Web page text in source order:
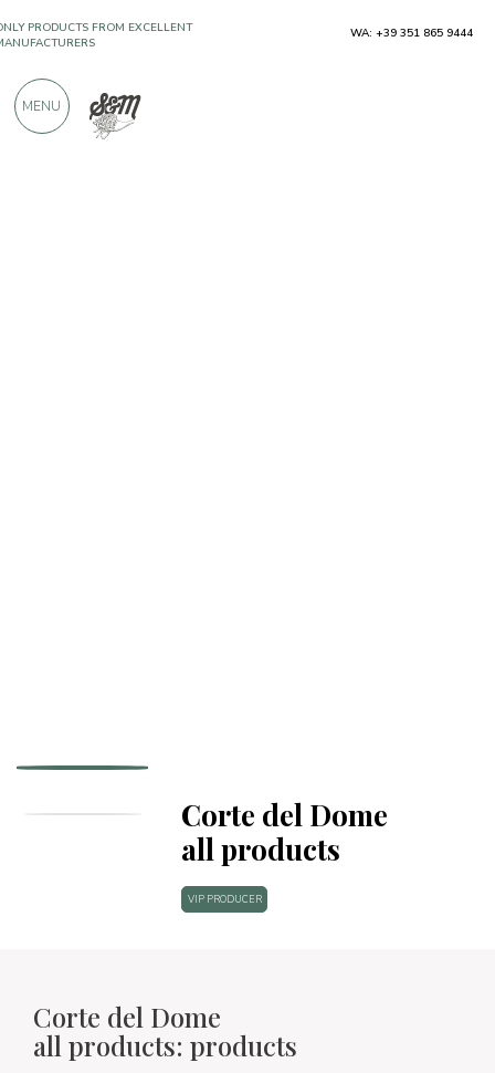
Corte del Dome
all products
VIP PRODUCER
Corte del Dome
all products: products
900 POSITIVE REVIEWS WA: +39 351 865 9444
MENU